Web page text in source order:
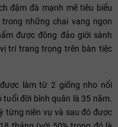
đậm đà mạnh mẽ tiêu biểu
những chai vang ngon
được đông đảo giới sành
trí trang trọng trên bàn tiệc
làm từ 2 giống nho nổi
tuổi đời bình quân là 35 năm.
từng niên vụ và sau đó được